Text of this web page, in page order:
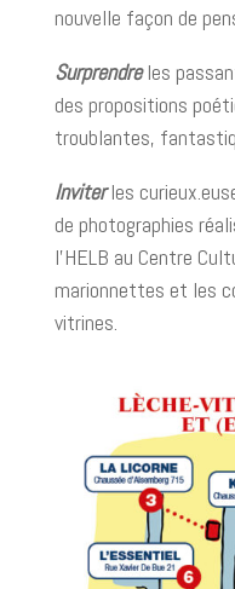
nouvelle façon de
Surprendreles
des propositions
troublantes,
Inviterles
de photographies
l’HELB au Centre
marionnettes et les
vitrines.